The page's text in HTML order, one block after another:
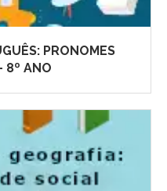
PRONOMES
8º ANO